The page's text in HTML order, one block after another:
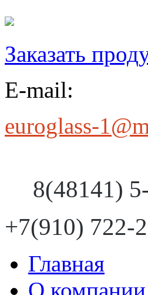
Заказать
E-mail:
euroglass-
8(48141)
+7(910) 722-
Главная